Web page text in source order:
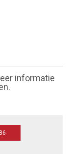
informatie